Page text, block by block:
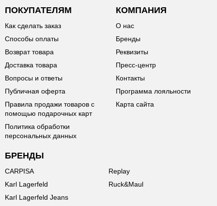
ПОКУПАТЕЛЯМ
Как сделать заказ
Способы оплаты
Возврат товара
Доставка товара
Вопросы и ответы
Публичная оферта
Правила продажи товаров с
помощью подарочных карт
Политика обработки
персональных данных
КОМПАНИЯ
О нас
Бренды
Реквизиты
Пресс-центр
Контакты
Программа лояльности
Карта сайта
БРЕНДЫ
CARPISA
Karl Lagerfeld
Karl Lagerfeld Jeans
Replay
Ruck&Maul